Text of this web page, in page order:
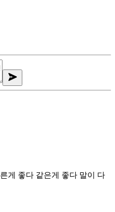
게 좋다 같은게 좋다 말이 다